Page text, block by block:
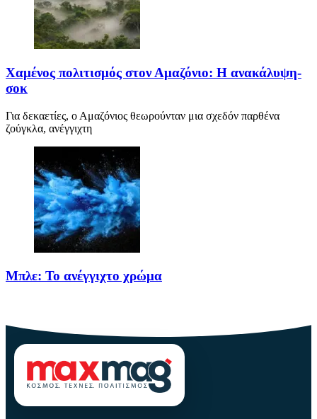
Χαμένος πολιτισμός στον Αμαζόνιο: Η ανακάλυψη-
σοκ
Για δεκαετίες, ο Αμαζόνιος θεωρούνταν μια σχεδόν παρθένα
ζούγκλα, ανέγγιχτη
Μπλε: Το ανέγγιχτο χρώμα